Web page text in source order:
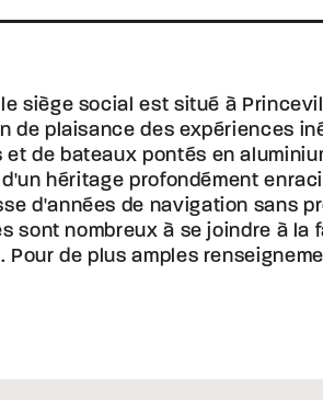
siège social est situé à
plaisance des expériences
de bateaux pontés en
héritage profondément
d'années de navigation sans
sont nombreux à se joindre à la
de plus amples